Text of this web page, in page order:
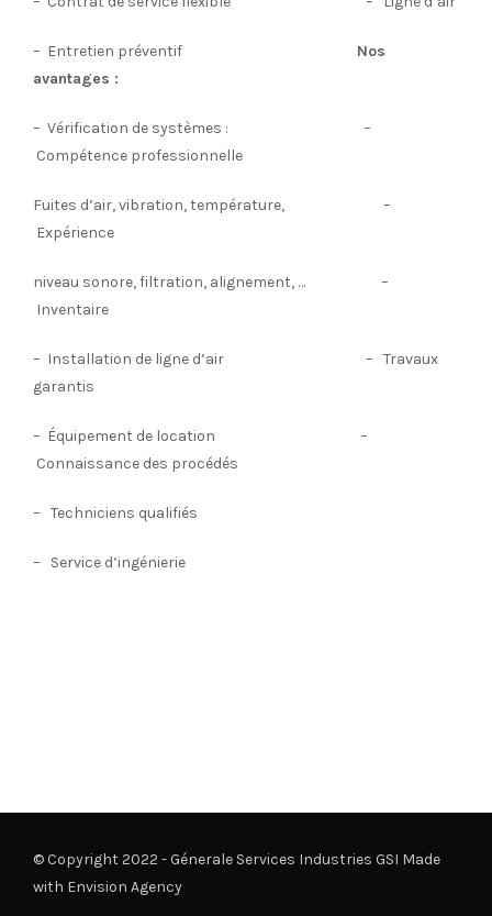
– Entretien préventif Nos
avantages :
– Vérification de systèmes : –
Compétence professionnelle
Fuites d’air, vibration, température, –
Expérience
niveau sonore, filtration, alignement, … –
Inventaire
– Installation de ligne d’air – Travaux
garantis
– Équipement de location –
Connaissance des procédés
– Techniciens qualifiés
– Service d’ingénierie
© Copyright 2022 - Génerale Services Industries GSI Made
with Envision Agency